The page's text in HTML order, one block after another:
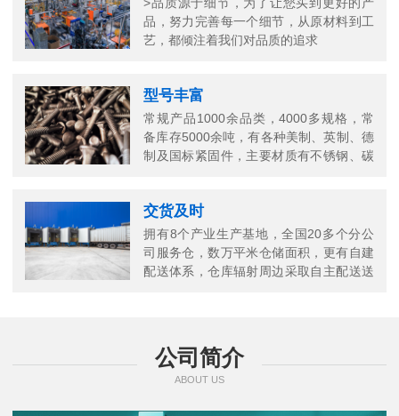
品，努力完善每一个细节，从原材料到工
艺，都倾注着我们对品质的追求
型号丰富
常规产品1000余品类，4000多规格，常
备库存5000余吨，有各种美制、英制、德
制及国标紧固件，主要材质有不锈钢、碳
交货及时
拥有8个产业生产基地，全国20多个分公
司服务仓，数万平米仓储面积，更有自建
配送体系，仓库辐射周边采取自主配送送
公司简介
ABOUT US